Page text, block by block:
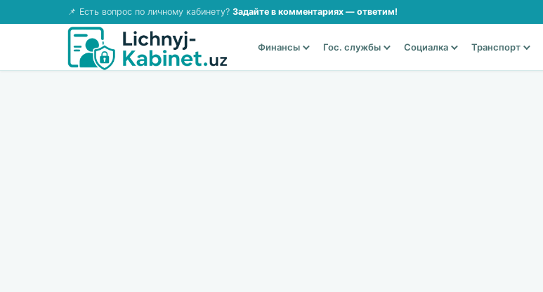
📌 Есть вопрос по личному кабинету? Задайте в комментариях — ответим!
Финансы Гос. службы Социалка Транспорт